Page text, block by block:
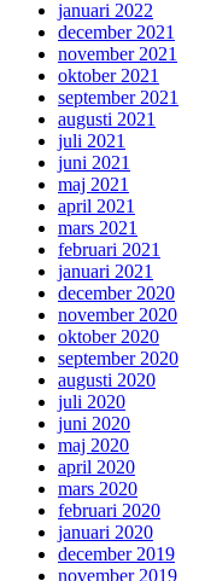
januari 2022
december 2021
november 2021
oktober 2021
september 2021
augusti 2021
juli 2021
juni 2021
maj 2021
april 2021
mars 2021
februari 2021
januari 2021
december 2020
november 2020
oktober 2020
september 2020
augusti 2020
juli 2020
juni 2020
maj 2020
april 2020
mars 2020
februari 2020
januari 2020
december 2019
november 2019